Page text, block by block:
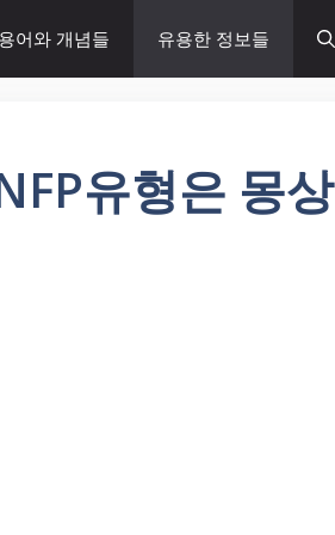
용어와 개념들 유용한 정보들
유형은 몽상